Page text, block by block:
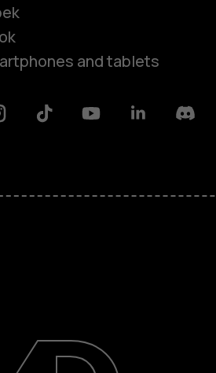
and tablets
Tiktok YoutubeLinkedin